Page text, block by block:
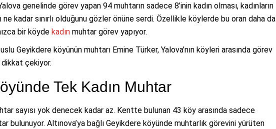
genelinde görev yapan 94 muhtarın sadece 8’inin kadın olması, kadınların
kadar sınırlı olduğunu gözler önüne serdi. Özellikle köylerde bu oran daha da
bir köyde kadın muhtar görev yapıyor.
Geyikdere köyünün muhtarı Emine Türker, Yalova’nın köyleri arasında görev
çekiyor.
Tek Kadın Muhtar
sayısı yok denecek kadar az. Kentte bulunan 43 köy arasında sadece
bulunuyor. Altınova’ya bağlı Geyikdere köyünde muhtarlık görevini yürüten